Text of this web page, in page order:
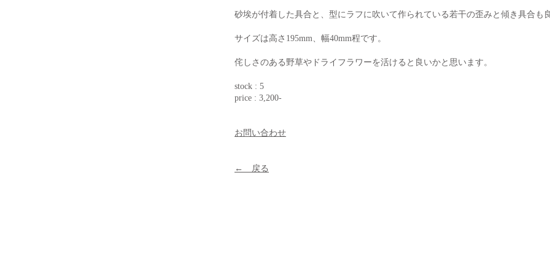
砂埃が付着した具合と、型にラフに吹いて作られている若干の歪みと傾き具合も
サイズは高さ195mm、幅40mm程です。
侘しさのある野草やドライフラワーを活けると良いかと思います。
stock : 5
price : 3,200-
お問い合わせ
← 戻る